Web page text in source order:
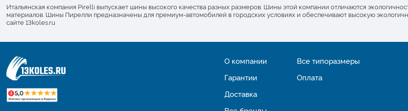
Итальянская компания Pirelli выпускает шины высокого качества разных размеров. Шины этой компании отличаются
материалов. Шины Пирелли предназначены для премиум-автомобилей в городских условиях и обеспечивают высокую
сайте 13koles.ru
О компании
Гарантии
Доставка
Все типоразмеры
Оплата